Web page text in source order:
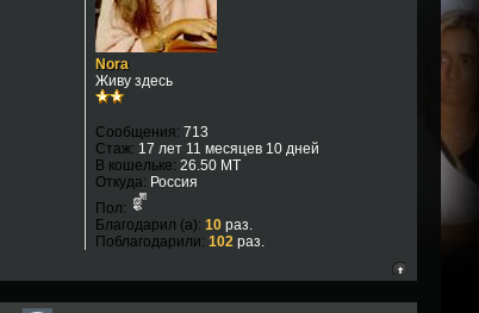
Nora
Живу здесь
Сообщения: 713
Стаж: 17 лет 11 месяцев 10 дней
В кошельке: 26.50 MT
Откуда: Россия
Пол:
Благодарил (а): 10раз.
Поблагодарили: 102раз.